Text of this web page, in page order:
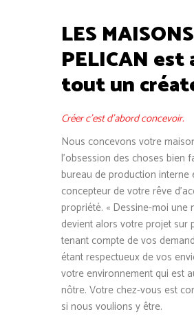
LES MAISONS
PELICAN est
tout un
Créer c’est d’abord concevoir.
Nous concevons votre
l’obsession des choses bien
bureau de production interne
concepteur de votre rêve
propriété. « Dessine-moi une
devient alors votre projet sur
tenant compte de vos
étant respectueux de vos
votre environnement qui est
nôtre. Votre chez-vous est
si nous voulions y être.